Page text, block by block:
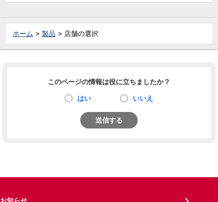
ホーム 製品 店舗の選択
このページの情報は役に立ちましたか？
はい いいえ
送信する